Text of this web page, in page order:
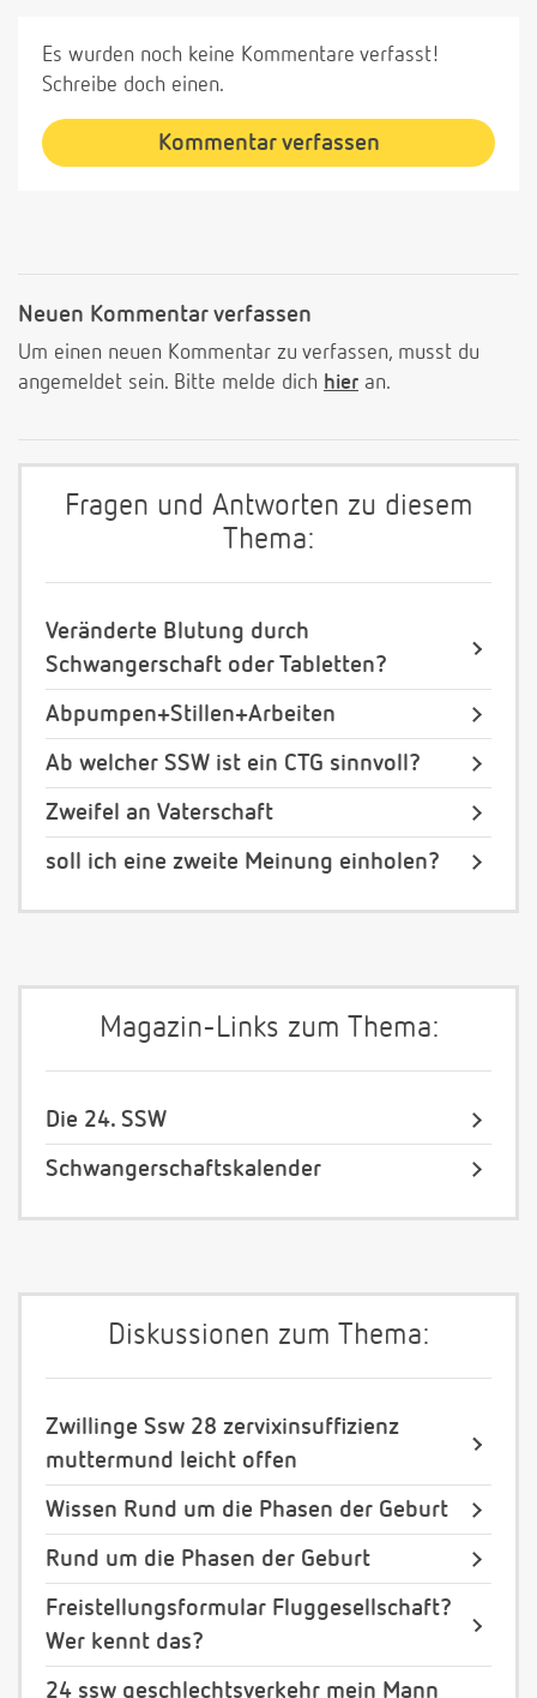
Es wurden noch keine Kommentare verfasst!
Schreibe doch einen.
Kommentar verfassen
Neuen Kommentar verfassen
Um einen neuen Kommentar zu verfassen, musst du
angemeldet sein. Bitte melde dich hier an.
Fragen und Antworten zu diesem
Thema:
Veränderte Blutung durch
Schwangerschaft oder Tabletten?
Abpumpen+Stillen+Arbeiten
Ab welcher SSW ist ein CTG sinnvoll?
Zweifel an Vaterschaft
soll ich eine zweite Meinung einholen?
Magazin-Links zum Thema:
Die 24. SSW
Schwangerschaftskalender
Diskussionen zum Thema:
Zwillinge Ssw 28 zervixinsuffizienz
muttermund leicht offen
Wissen Rund um die Phasen der Geburt
Rund um die Phasen der Geburt
Freistellungsformular Fluggesellschaft?
Wer kennt das?
24 ssw geschlechtsverkehr mein Mann